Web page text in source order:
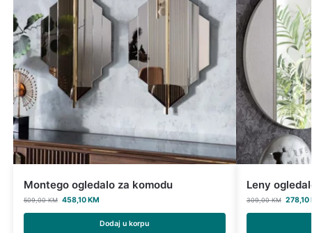
Montego ogledalo za komodu
509,00KM 458,10KM
Dodaj u korpu
Leny
309,00KM 278,10